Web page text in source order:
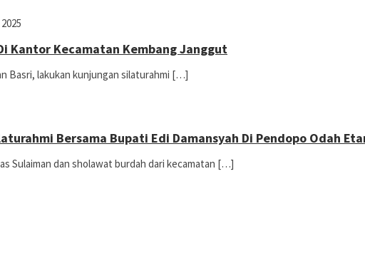
Kantor Kecamatan Kembang Janggut
Basri, lakukan kunjungan silaturahmi […]
Bersama Bupati Edi Damansyah Di Pendopo Odah
Sulaiman dan sholawat burdah dari kecamatan […]